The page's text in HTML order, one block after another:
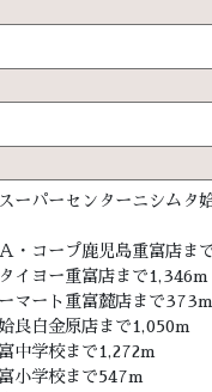
パーセンターニシムタ
・コープ鹿児島重富店ま
イヨー重富店まで1,346m
マート重富麓店まで373m
良白金原店まで1,050m
中学校まで1,272m
小学校まで547m